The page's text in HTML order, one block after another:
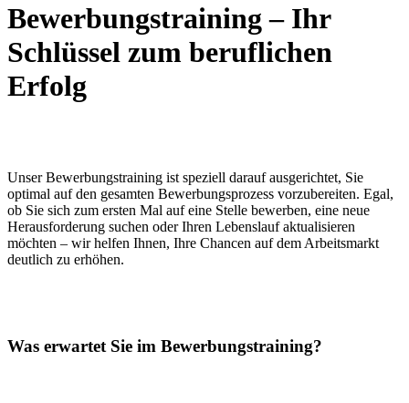
Bewerbungstraining – Ihr
Schlüssel zum beruflichen
Erfolg
Unser Bewerbungstraining ist speziell darauf ausgerichtet, Sie
optimal auf den gesamten Bewerbungsprozess vorzubereiten. Egal,
ob Sie sich zum ersten Mal auf eine Stelle bewerben, eine neue
Herausforderung suchen oder Ihren Lebenslauf aktualisieren
möchten – wir helfen Ihnen, Ihre Chancen auf dem Arbeitsmarkt
deutlich zu erhöhen.
Was erwartet Sie im Bewerbungstraining?